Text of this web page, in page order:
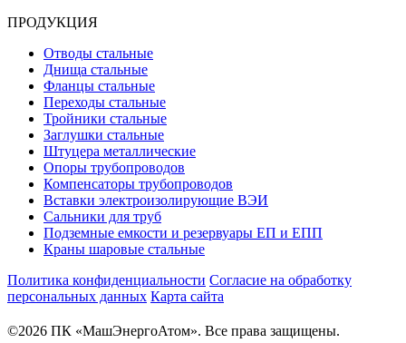
ПРОДУКЦИЯ
Отводы стальные
Днища стальные
Фланцы стальные
Переходы стальные
Тройники стальные
Заглушки стальные
Штуцера металлические
Опоры трубопроводов
Компенсаторы трубопроводов
Вставки электроизолирующие ВЭИ
Сальники для труб
Подземные емкости и резервуары ЕП и ЕПП
Краны шаровые стальные
Политика конфиденциальности Согласие на обработку
персональных данных Карта сайта
©2026 ПК «МашЭнергоАтом». Все права защищены.